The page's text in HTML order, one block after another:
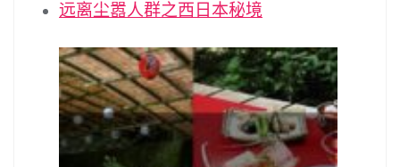
远离尘嚣人群之西日本秘境